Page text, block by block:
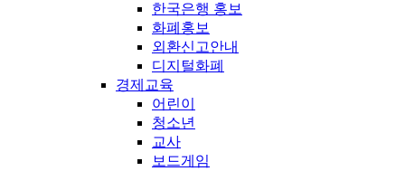
한국은행 홍보
화폐홍보
외환신고안내
디지털화폐
경제교육
어린이
청소년
교사
보드게임